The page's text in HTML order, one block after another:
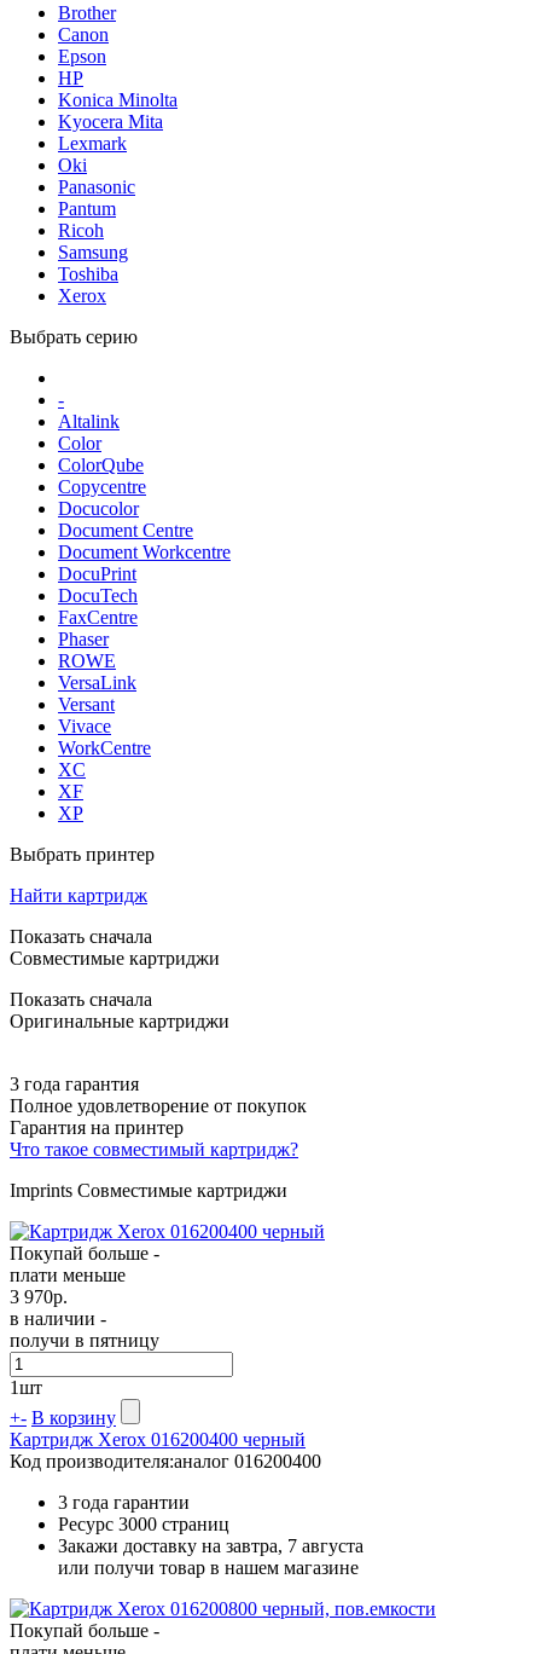
Brother
Canon
Epson
HP
Konica Minolta
Kyocera Mita
Lexmark
Oki
Panasonic
Pantum
Ricoh
Samsung
Toshiba
Xerox
Выбрать серию
-
Altalink
Color
ColorQube
Copycentre
Docucolor
Document Centre
Document Workcentre
DocuPrint
DocuTech
FaxCentre
Phaser
ROWE
VersaLink
Versant
Vivace
WorkCentre
XC
XF
XP
Выбрать принтер
Найти картридж
Показать сначала
Совместимые картриджи
Показать сначала
Оригинальные картриджи
3 года гарантия
Полное удовлетворение от покупок
Гарантия на принтер
Что такое совместимый картридж?
Imprints Совместимые картриджи
Покупай больше -
плати меньше
3 970р.
в наличии -
получи в пятницу
1шт
+- В корзину
Картридж Xerox 016200400 черный
Код производителя:аналог 016200400
3 года гарантии
Ресурс 3000 страниц
Закажи доставку на завтра, 7 августа
или получи товар в нашем магазине
Покупай больше -